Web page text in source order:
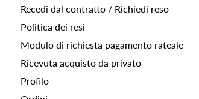
Recedi dal contratto / Richiedi reso
Politica dei resi
Modulo di richiesta pagamento rateale
Ricevuta acquisto da privato
Profilo